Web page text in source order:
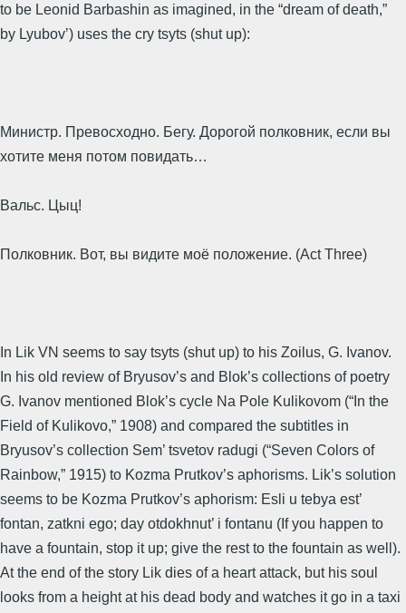
to be Leonid Barbashin as imagined, in the “dream of death,”
by Lyubov’) uses the cry tsyts (shut up):
Министр. Превосходно. Бегу. Дорогой полковник, если вы
хотите меня потом повидать…
Вальс. Цыц!
Полковник. Вот, вы видите моё положение. (Act Three)
In Lik VN seems to say tsyts (shut up) to his Zoilus, G. Ivanov.
In his old review of Bryusov’s and Blok’s collections of poetry
G. Ivanov mentioned Blok’s cycle Na Pole Kulikovom (“In the
Field of Kulikovo,” 1908) and compared the subtitles in
Bryusov’s collection Sem’ tsvetov radugi (“Seven Colors of
Rainbow,” 1915) to Kozma Prutkov’s aphorisms. Lik’s solution
seems to be Kozma Prutkov’s aphorism: Esli u tebya est’
fontan, zatkni ego; day otdokhnut’ i fontanu (If you happen to
have a fountain, stop it up; give the rest to the fountain as well).
At the end of the story Lik dies of a heart attack, but his soul
looks from a height at his dead body and watches it go in a taxi